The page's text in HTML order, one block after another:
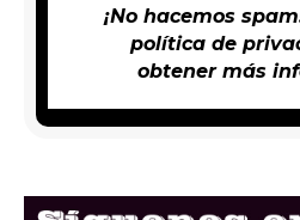
¡No hacemos
política de
obtener más